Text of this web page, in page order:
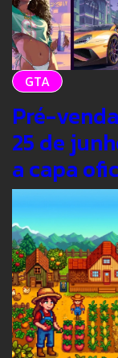
GTA
Pré-
25 de
a capa